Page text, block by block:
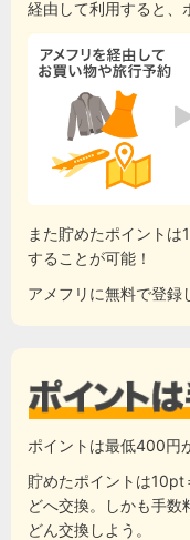
経由して利用すると、
また貯めたポイント
することが可能！
アメフリに無料で登録
ポイントは最低400円
貯めたポイントは10pt
どへ交換。しかも手数
どん交換しよう。